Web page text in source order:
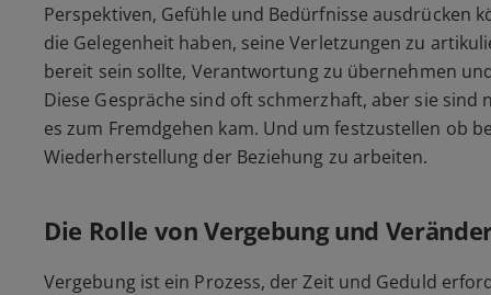
Perspektiven, Gefühle und Bedürfnisse ausdrücken
die Gelegenheit haben, seine Verletzungen zu
bereit sein sollte, Verantwortung zu übernehmen
Diese Gespräche sind oft schmerzhaft, aber sie
es zum Fremdgehen kam. Und um festzustellen ob
Wiederherstellung der Beziehung zu arbeiten.
Die Rolle von Vergebung und
Vergebung ist ein Prozess, der Zeit und Geduld